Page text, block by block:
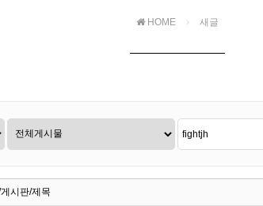
HOME 새글
시판/제목